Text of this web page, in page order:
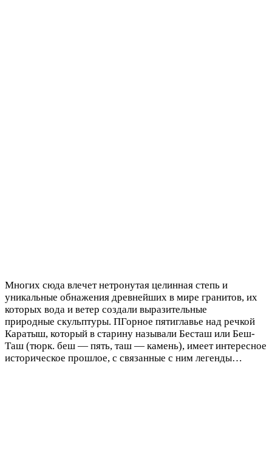
Многих сюда влечет нетронутая целинная степь и
уникальные обнажения древнейших в мире гранитов, их
которых вода и ветер создали выразительные
природные скульптуры. ПГорное пятиглавье над речкой
Каратыш, который в старину называли Бесташ или Беш-
Таш (тюрк. беш — пять, таш — камень), имеет интересное
историческое прошлое, с связанные с ним легенды…